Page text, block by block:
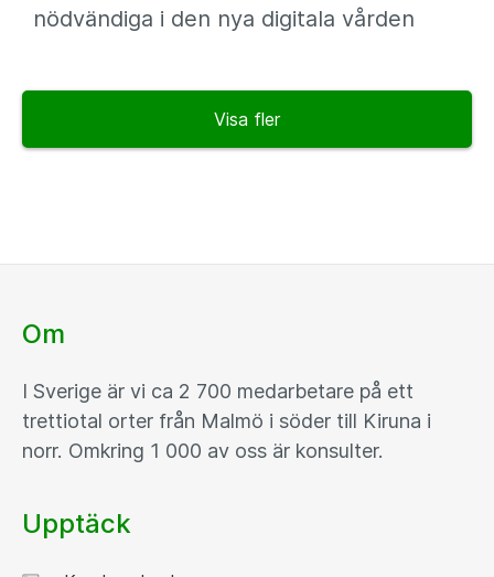
nödvändiga i den nya digitala vården
Visa fler
Om
I Sverige är vi ca 2 700 medarbetare på ett
trettiotal orter från Malmö i söder till Kiruna i
norr. Omkring 1 000 av oss är konsulter.
Upptäck